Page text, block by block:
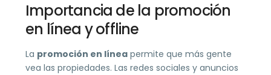
Importancia de la promoción
en línea y offline
La promoción en línea permite que más gente
vea las propiedades. Las redes sociales y anuncios